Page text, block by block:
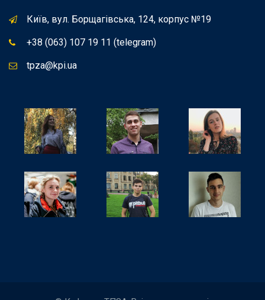
Київ, вул. Борщагівська, 124, корпус №19
+38 (063) 107 19 11 (telegram)
tpza@kpi.ua